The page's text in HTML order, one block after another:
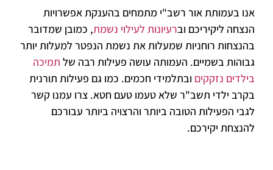
אנו בעמותת אור רשב"י מתמחים בהענקת אפשרויות
הנצחה ליקיריכם וברעיונות לעילוי נשמת, כמובן שמדובר
בהנצחות רוחניות שמעלות את נשמת הנפטר למעלות יותר
גבוהות בשמיים. העמותה עושה פעילות רבה שלתמיכה
בילדים נזקקיםובתלמידי חכמים. כמו גם פעילות תורנית
בקרב ילדי תשב"ר שלא טעמו טעם חטא. צרו עמנו קשר
לגבי הפעילות הטובה ביותר והרצויה ביותר עבורכם
להנצחת יקירכם.